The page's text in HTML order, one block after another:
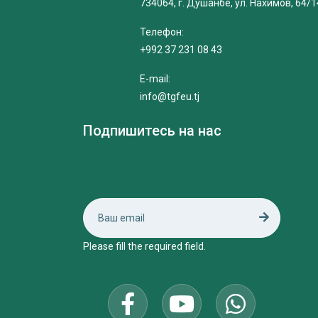
734064, г. Душанбе, ул. Нахимов, 64/
Телефон:
+992 37 231 08 43
E-mail:
info@tgfeu.tj
Подпишитесь на нас
Please fill the required field.